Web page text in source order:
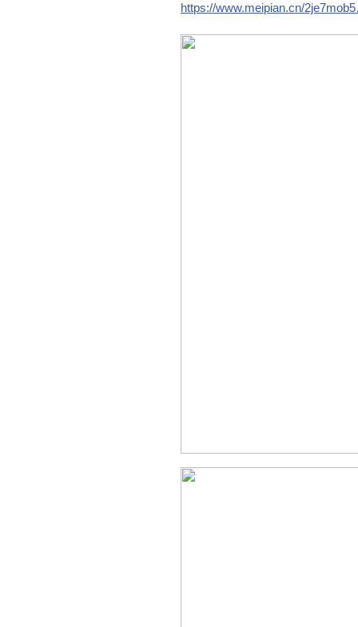
https://www.meipian.cn/